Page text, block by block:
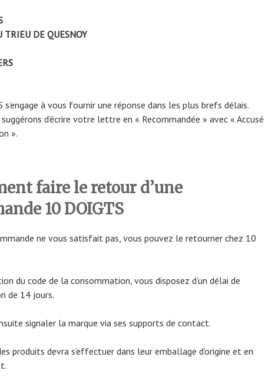
TRIEU DE QUESNOY
s’engage à vous fournir une réponse dans les plus brefs délais.
d’écrire votre lettre en « Recommandée » avec « Accusé
».
faire le retour d’une
10 DOIGTS
ne vous satisfait pas, vous pouvez le retourner chez 10
du code de la consommation, vous disposez d’un délai de
de 14 jours.
signaler la marque via ses supports de contact.
produits devra s’effectuer dans leur emballage d’origine et en